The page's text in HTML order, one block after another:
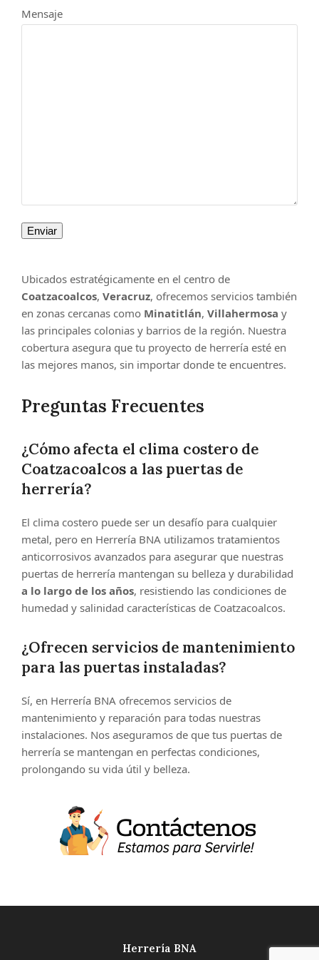
Mensaje
Ubicados estratégicamente en el centro de
Coatzacoalcos, Veracruz, ofrecemos servicios también
en zonas cercanas como Minatitlán, Villahermosa y
las principales colonias y barrios de la región. Nuestra
cobertura asegura que tu proyecto de herrería esté en
las mejores manos, sin importar donde te encuentres.
Preguntas Frecuentes
¿Cómo afecta el clima costero de
Coatzacoalcos a las puertas de
herrería?
El clima costero puede ser un desafío para cualquier
metal, pero en Herrería BNA utilizamos tratamientos
anticorrosivos avanzados para asegurar que nuestras
puertas de herrería mantengan su belleza y durabilidad
a lo largo de los años, resistiendo las condiciones de
humedad y salinidad características de Coatzacoalcos.
¿Ofrecen servicios de mantenimiento
para las puertas instaladas?
Sí, en Herrería BNA ofrecemos servicios de
mantenimiento y reparación para todas nuestras
instalaciones. Nos aseguramos de que tus puertas de
herrería se mantengan en perfectas condiciones,
prolongando su vida útil y belleza.
Herrería BNA